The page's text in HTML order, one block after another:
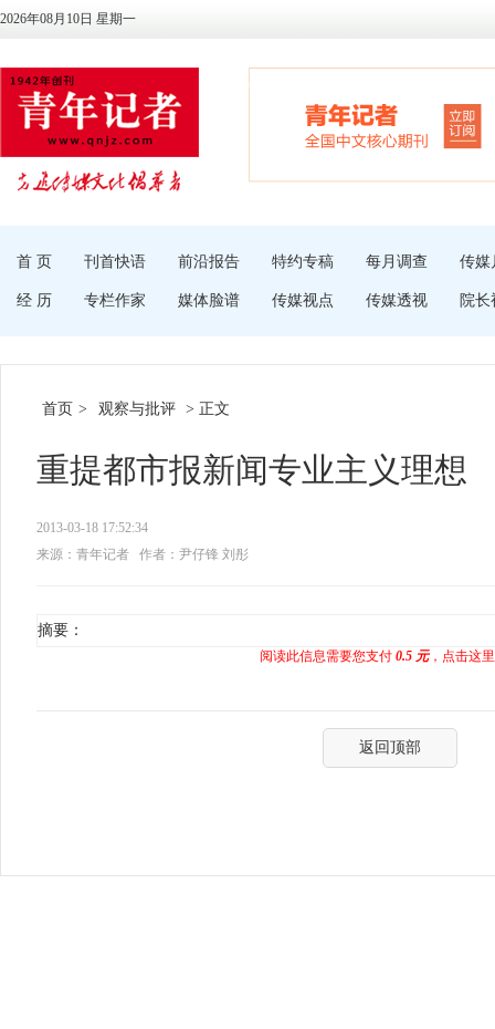
2026年08月10日 星期一
首 页 刊首快语 前沿报告 特约专稿 每月调查 传媒
经 历 专栏作家 媒体脸谱 传媒视点 传媒透视 院长
首页 > 观察与批评 > 正文
重提都市报新闻专业主义理想
2013-03-18 17:52:34
来源：青年记者
作者：尹仔锋 刘彤
摘要：
阅读此信息需要您支付 0.5 元，点击这
返回顶部